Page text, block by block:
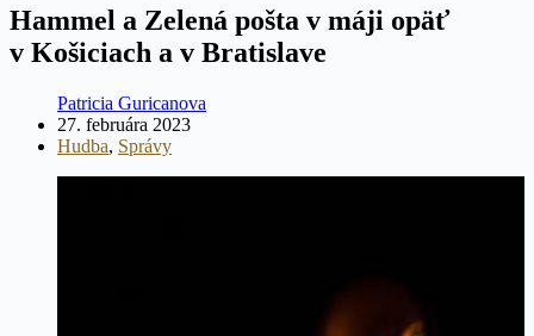
Hammel a Zelená pošta v máji opäť
v Košiciach a v Bratislave
Patricia Guricanova
27. februára 2023
Hudba, Správy